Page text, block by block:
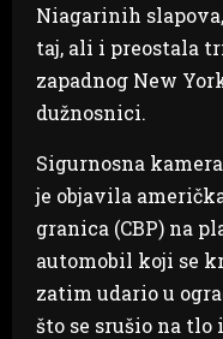
Niagarinih
taj, ali i preostala
zapadnog New
dužnosnici.
Sigurnosna
je objavila
granica (CBP) na
automobil koji se
zatim udario u
što se srušio na tlo